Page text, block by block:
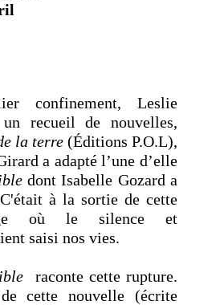
confinement, Leslie
recueil de nouvelles,
la terre (Éditions P.O.L),
a adapté l’une d’elle
dont Isabelle Gozard a
à la sortie de cette
où le silence et
saisi nos vies.
raconte cette rupture.
cette nouvelle (écrite